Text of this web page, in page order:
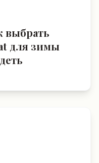
выбрать
для зимы